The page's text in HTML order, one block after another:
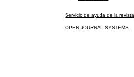
Servicio de ayuda de la revista
OPEN JOURNAL SYSTEMS